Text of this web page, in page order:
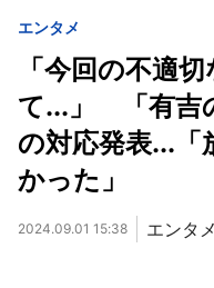
エンタメ
「今回の不適
て...」 「有吉
の対応発表...「
かった」
2024.09.01 15:38 エンタ